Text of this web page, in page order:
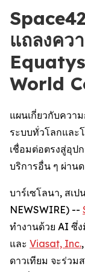
แถลงคว
World
แผนเกี่ยวกับควา
ระบบทั่วโลกและ
เชื่อมต่อตรงสู่อุป
บริการอื่น ๆ ผ่าน
บาร์เซโลนา, สเป
NEWSWIRE) --
ทำงานด้วย AI ซึ่
และ Viasat, Inc.
ดาวเทียม จะร่วม